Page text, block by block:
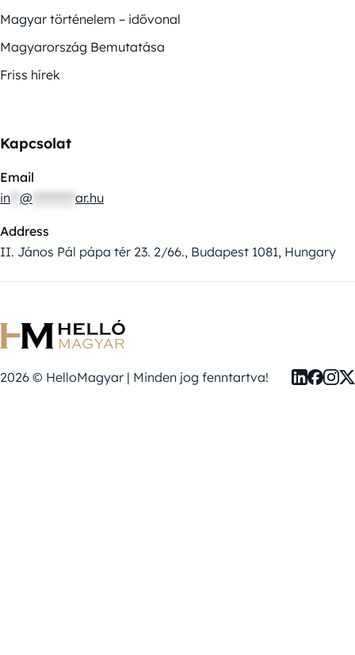
Magyar történelem – idővonal
Magyarország Bemutatása
Friss hírek
Kapcsolat
Email
in @ ar.hu
Address
II. János Pál pápa tér 23. 2/66., Budapest 1081, Hungary
2026 © HelloMagyar | Minden jog fenntartva!